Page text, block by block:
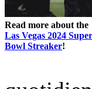
Read more about the
Las Vegas 2024 Super
Bowl Streaker!